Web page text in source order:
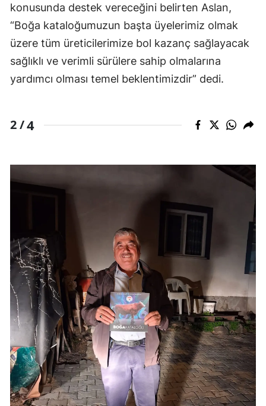
konusunda destek vereceğini belirten Aslan,
“Boğa kataloğumuzun başta üyelerimiz olmak
üzere tüm üreticilerimize bol kazanç sağlayacak
sağlıklı ve verimli sürülere sahip olmalarına
yardımcı olması temel beklentimizdir” dedi.
2 /4